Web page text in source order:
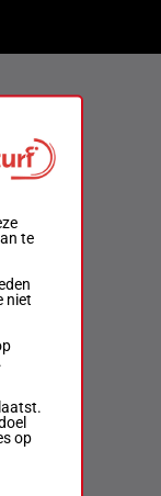
te
niet
op